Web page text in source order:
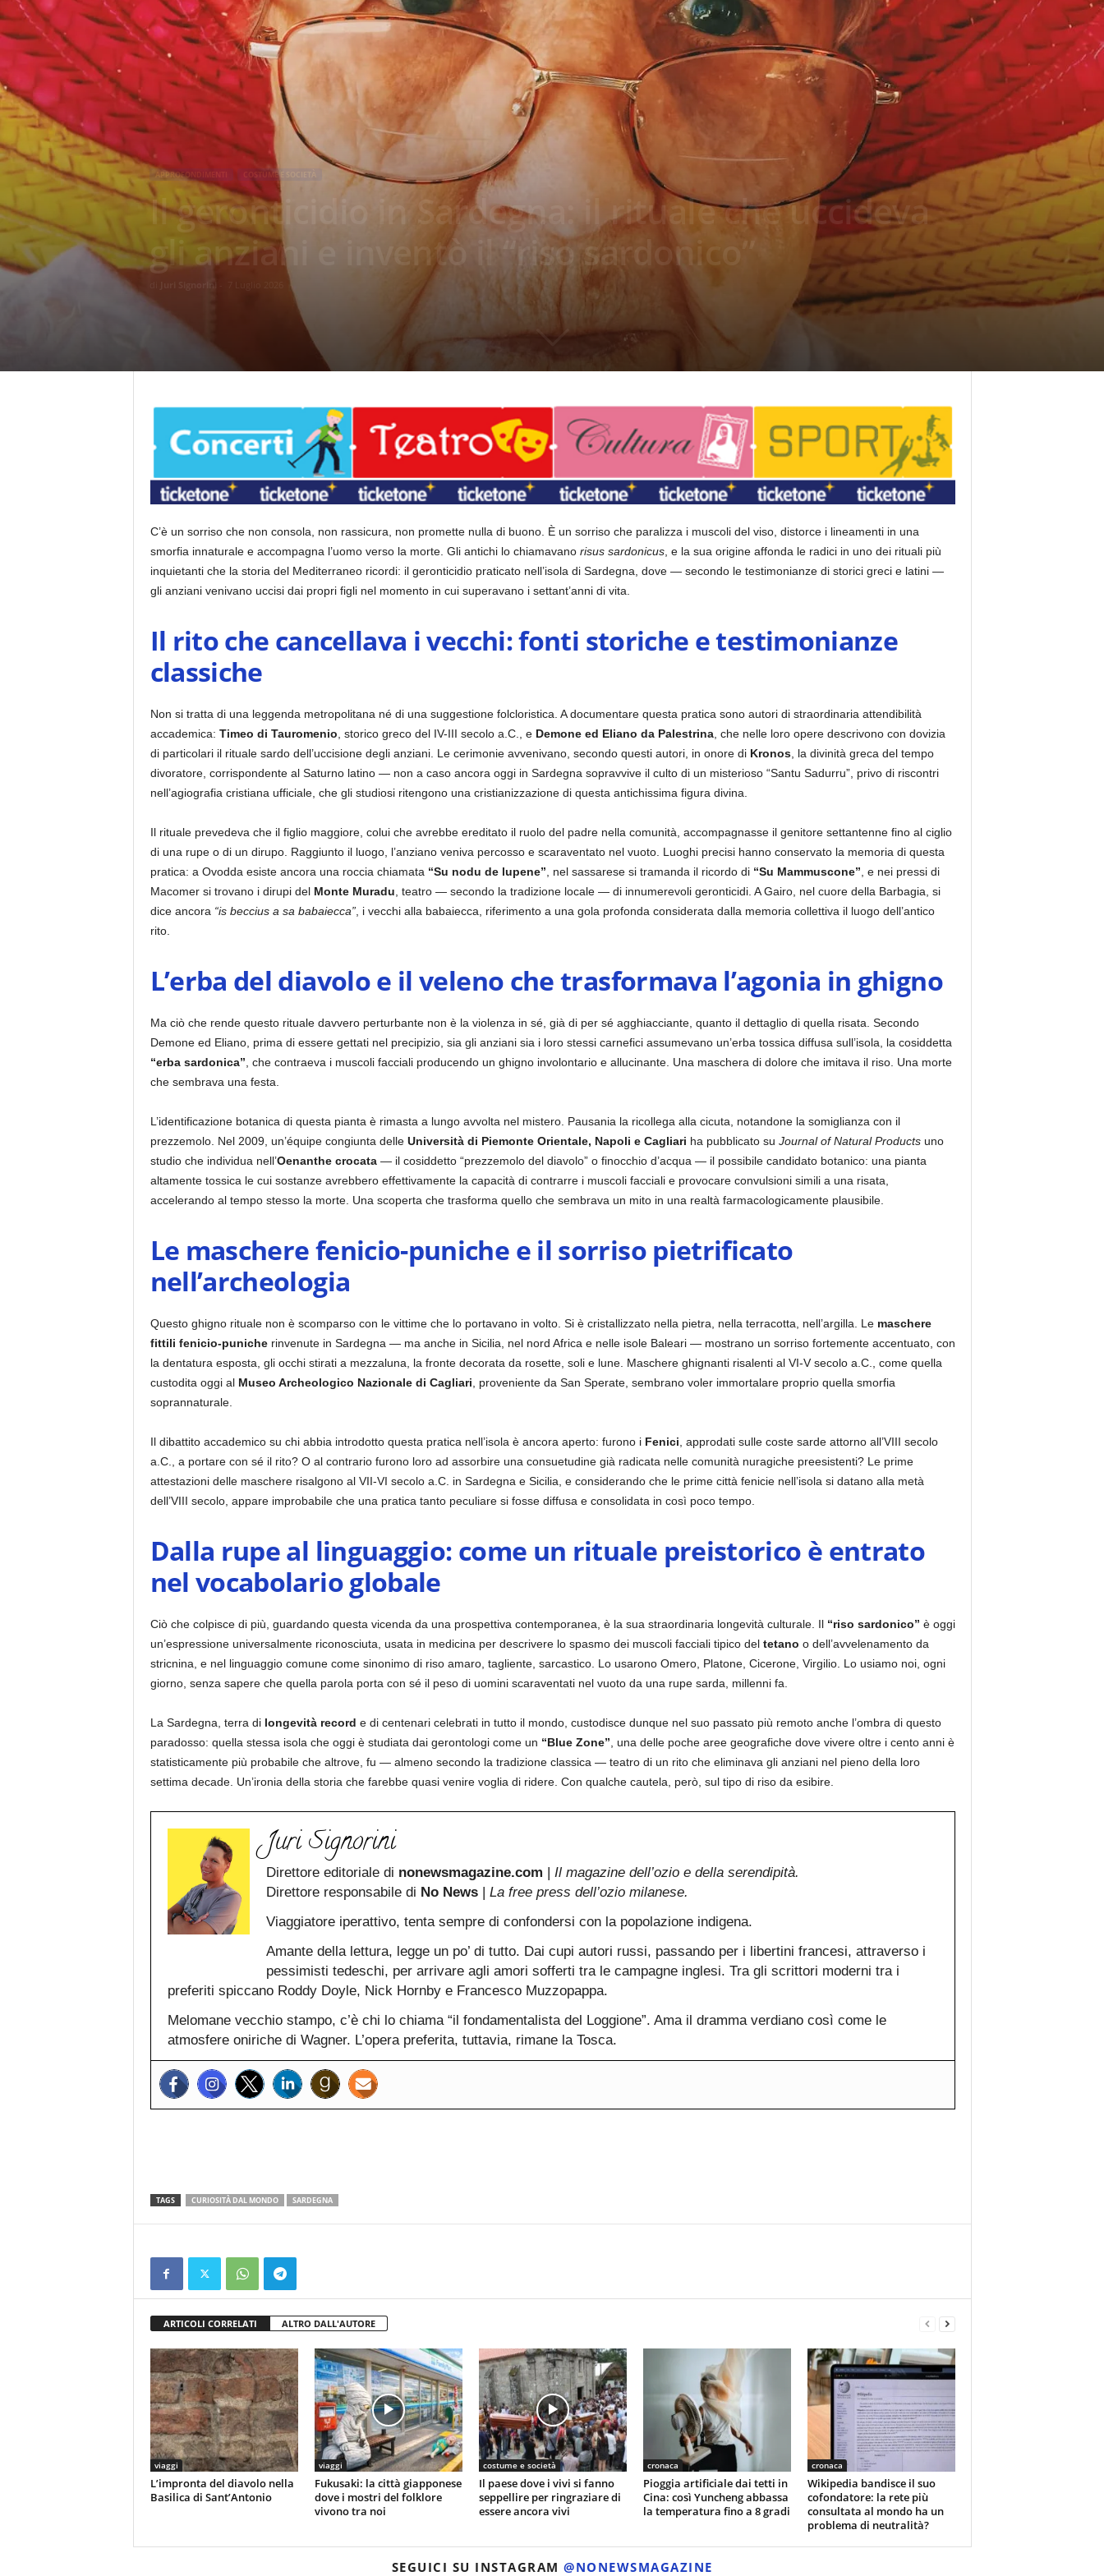
APPROFONDIMENTI COSTUME E SOCIETÀ
Il geronticidio in Sardegna: il rituale che uccideva
gli anziani e inventò il “riso sardonico”
Juri Signorini
C’è un sorriso che non consola, non rassicura, non promette nulla di buono. È un sorriso che paralizza i muscoli del viso, distorce i lineamenti in una
smorfia innaturale e accompagna l’uomo verso la morte. Gli antichi lo chiamavano risus sardonicus, e la sua origine affonda le radici in uno dei rituali più
inquietanti che la storia del Mediterraneo ricordi: il geronticidio praticato nell’isola di Sardegna, dove — secondo le testimonianze di storici greci e latini —
gli anziani venivano uccisi dai propri figli nel momento in cui superavano i settant’anni di vita.
Il rito che cancellava i vecchi: fonti storiche e testimonianze
classiche
Non si tratta di una leggenda metropolitana né di una suggestione folcloristica. A documentare questa pratica sono autori di straordinaria attendibilità
accademica: Timeo di Tauromenio , storico greco del IV-III secolo a.C., e Demone ed Eliano da Palestrina, che nelle loro opere descrivono con dovizia
di particolari il rituale sardo dell’uccisione degli anziani. Le cerimonie avvenivano, secondo questi autori, in onore di Kronos, la divinità greca del tempo
divoratore, corrispondente al Saturno latino — non a caso ancora oggi in Sardegna sopravvive il culto di un misterioso “Santu Sadurru”, privo di riscontri
nell’agiografia cristiana ufficiale, che gli studiosi ritengono una cristianizzazione di questa antichissima figura divina.
Il rituale prevedeva che il figlio maggiore, colui che avrebbe ereditato il ruolo del padre nella comunità, accompagnasse il genitore settantenne fino al ciglio
di una rupe o di un dirupo. Raggiunto il luogo, l’anziano veniva percosso e scaraventato nel vuoto. Luoghi precisi hanno conservato la memoria di questa
pratica: a Ovodda esiste ancora una roccia chiamata “Su nodu de lupene” , nel sassarese si tramanda il ricordo di “Su Mammuscone” , e nei pressi di
Macomer si trovano i dirupi del Monte Muradu , teatro — secondo la tradizione locale — di innumerevoli geronticidi. A Gairo, nel cuore della Barbagia, si
dice ancora “is beccius a sa babaiecca”, i vecchi alla babaiecca, riferimento a una gola profonda considerata dalla memoria collettiva il luogo dell’antico
rito.
L’erba del diavolo e il veleno che trasformava l’agonia in ghigno
Ma ciò che rende questo rituale davvero perturbante non è la violenza in sé, già di per sé agghiacciante, quanto il dettaglio di quella risata. Secondo
Demone ed Eliano, prima di essere gettati nel precipizio, sia gli anziani sia i loro stessi carnefici assumevano un’erba tossica diffusa sull’isola, la cosiddetta
“erba sardonica” , che contraeva i muscoli facciali producendo un ghigno involontario e allucinante. Una maschera di dolore che imitava il riso. Una morte
che sembrava una festa.
L’identificazione botanica di questa pianta è rimasta a lungo avvolta nel mistero. Pausania la ricollega alla cicuta, notandone la somiglianza con il
prezzemolo. Nel 2009, un’équipe congiunta delle Università di Piemonte Orientale, Napoli e Cagliari ha pubblicato su Journal of Natural Productsuno
studio che individua nell’Oenanthe crocata— il cosiddetto “prezzemolo del diavolo” o finocchio d’acqua — il possibile candidato botanico: una pianta
altamente tossica le cui sostanze avrebbero effettivamente la capacità di contrarre i muscoli facciali e provocare convulsioni simili a una risata,
accelerando al tempo stesso la morte. Una scoperta che trasforma quello che sembrava un mito in una realtà farmacologicamente plausibile.
Le maschere fenicio-puniche e il sorriso pietrificato
nell’archeologia
Questo ghigno rituale non è scomparso con le vittime che lo portavano in volto. Si è cristallizzato nella pietra, nella terracotta, nell’argilla. Le maschere
fittili fenicio-punicherinvenute in Sardegna — ma anche in Sicilia, nel nord Africa e nelle isole Baleari — mostrano un sorriso fortemente accentuato, con
la dentatura esposta, gli occhi stirati a mezzaluna, la fronte decorata da rosette, soli e lune. Maschere ghignanti risalenti al VI-V secolo a.C., come quella
custodita oggi al Museo Archeologico Nazionale di Cagliari , proveniente da San Sperate, sembrano voler immortalare proprio quella smorfia
soprannaturale.
Il dibattito accademico su chi abbia introdotto questa pratica nell’isola è ancora aperto: furono i Fenici , approdati sulle coste sarde attorno all’VIII secolo
a.C., a portare con sé il rito? O al contrario furono loro ad assorbire una consuetudine già radicata nelle comunità nuragiche preesistenti? Le prime
attestazioni delle maschere risalgono al VII-VI secolo a.C. in Sardegna e Sicilia, e considerando che le prime città fenicie nell’isola si datano alla metà
dell’VIII secolo, appare improbabile che una pratica tanto peculiare si fosse diffusa e consolidata in così poco tempo.
Dalla rupe al linguaggio: come un rituale preistorico è entrato
nel vocabolario globale
Ciò che colpisce di più, guardando questa vicenda da una prospettiva contemporanea, è la sua straordinaria longevità culturale. Il “riso sardonico” è oggi
un’espressione universalmente riconosciuta, usata in medicina per descrivere lo spasmo dei muscoli facciali tipico del tetano o dell’avvelenamento da
stricnina, e nel linguaggio comune come sinonimo di riso amaro, tagliente, sarcastico. Lo usarono Omero, Platone, Cicerone, Virgilio. Lo usiamo noi, ogni
giorno, senza sapere che quella parola porta con sé il peso di uomini scaraventati nel vuoto da una rupe sarda, millenni fa.
La Sardegna, terra di longevità record e di centenari celebrati in tutto il mondo, custodisce dunque nel suo passato più remoto anche l’ombra di questo
paradosso: quella stessa isola che oggi è studiata dai gerontologi come un “Blue Zone” , una delle poche aree geografiche dove vivere oltre i cento anni è
statisticamente più probabile che altrove, fu — almeno secondo la tradizione classica — teatro di un rito che eliminava gli anziani nel pieno della loro
settima decade. Un’ironia della storia che farebbe quasi venire voglia di ridere. Con qualche cautela, però, sul tipo di riso da esibire.
Juri Signorini
Direttore editoriale di nonewsmagazine.com | Il magazine dell’ozio e della serendipità.
Direttore responsabile di No News| La free press dell’ozio milanese.
Viaggiatore iperattivo, tenta sempre di confondersi con la popolazione indigena.
Amante della lettura, legge un po’ di tutto. Dai cupi autori russi, passando per i libertini francesi, attraverso i
pessimisti tedeschi, per arrivare agli amori sofferti tra le campagne inglesi. Tra gli scrittori moderni tra i
preferiti spiccano Roddy Doyle, Nick Hornby e Francesco Muzzopappa.
Melomane vecchio stampo, c’è chi lo chiama “il fondamentalista del Loggione”. Ama il dramma verdiano così come le
atmosfere oniriche di Wagner. L’opera preferita, tuttavia, rimane la Tosca.
TAGS CURIOSITÀ DAL MONDO SARDEGNA
ARTICOLI CORRELATI ALTRO DALL'AUTORE
viaggi
L’impronta del diavolo nella
Basilica di Sant’Antonio
viaggi
Fukusaki: la città giapponese
dove i mostri del folklore
vivono tra noi
costume e società
Il paese dove i vivi si fanno
seppellire per ringraziare di
essere ancora vivi
cronaca
Pioggia artificiale dai tetti in
Cina: così Yuncheng abbassa
la temperatura fino a 8 gradi
cronaca
Wikipedia bandisce il suo
cofondatore: la rete più
consultata al mondo ha un
problema di neutralità?
SEGUICI SU INSTAGRAM @NONEWSMAGAZINE